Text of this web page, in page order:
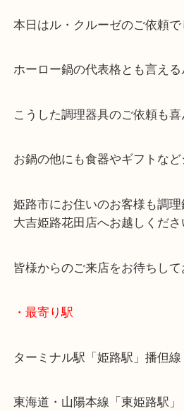
姫路市のお客様より調理鍋
本日はル・クルーゼのご依
こうした調理器具のご依頼も
お鍋の他にも食器やギフト
姫路市にお住いのお客様も